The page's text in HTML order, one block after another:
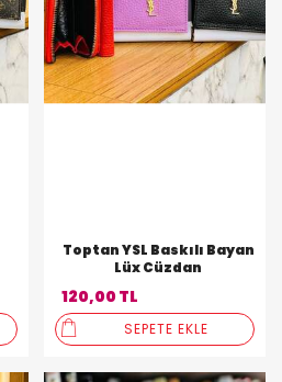
Toptan YSL Baskılı Bayan
Lüx Cüzdan
120,00 TL
SEPETE EKLE